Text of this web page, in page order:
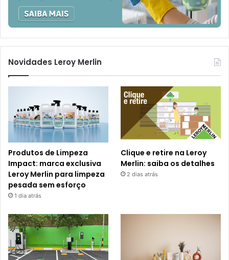
Novidades Leroy Merlin
Produtos de Limpeza
Impact: marca exclusiva
Leroy Merlin para limpeza
pesada sem esforço
1 dia atrás
Clique e retire na Leroy
Merlin: saiba os detalhes
2 dias atrás